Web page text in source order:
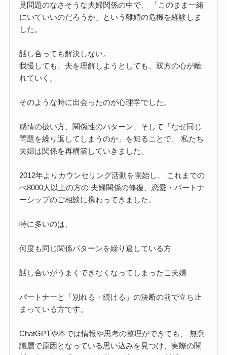
見問題のなさそうな夫婦関係の中で、 「このまま一緒
にいていいのだろうか」という離婚の危機を経験しま
した。
話し合っても解決しない。
我慢しても、夫を理解しようとしても、双方の心が離
れていく。
そのような時に出会ったのが心理学でした。
感情の扱い方、関係性のパターン、そして「なぜ同じ
問題を繰り返してしまうのか」を知ることで、 私たち
夫婦は関係を再構築していきました。
2012年よりカウンセリング活動を開始し、 これまでの
べ8000人以上の方の 夫婦関係の修復、恋愛・パートナ
ーシップのご相談に携わってきました。
特に多いのは、
何度も同じ関係パターンを繰り返している方
話し合いがうまくできなくなってしまったご夫婦
パートナーと「別れる・続ける」の決断の前で立ち止
まっている方です。
ChatGPTや本では情報や思考の整理ができても、 無意
識層で原因となっている思い込みを見つけ、実際の関